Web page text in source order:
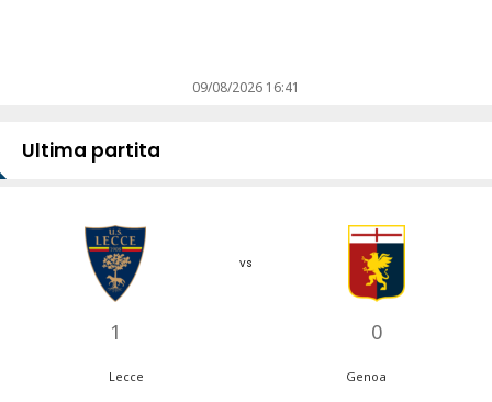
09/08/2026 16:41
Ultima partita
1
vs
0
Lecce Genoa